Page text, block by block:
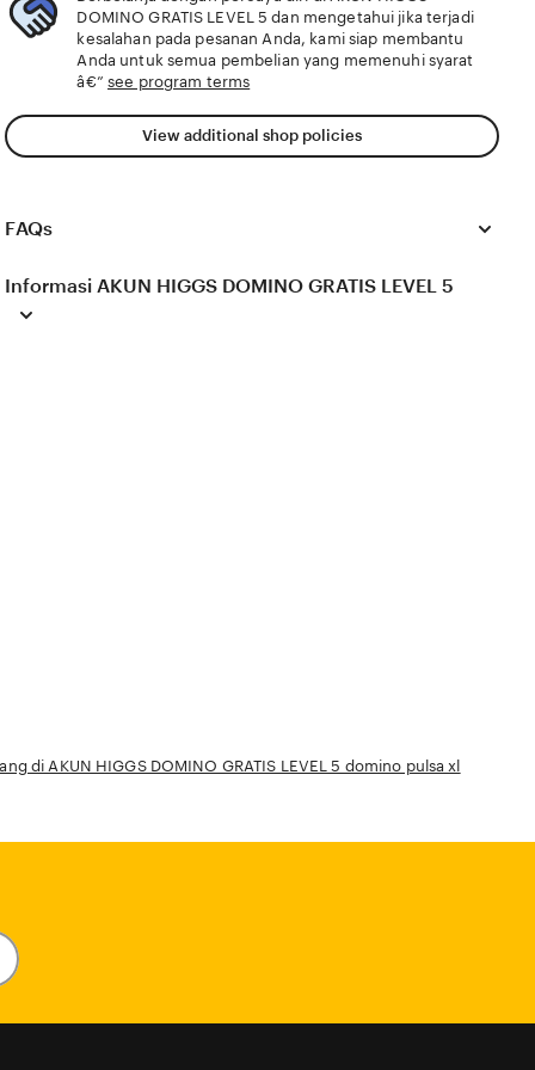
DOMINO GRATIS LEVEL 5 dan mengetahui jika terjadi
kesalahan pada pesanan Anda, kami siap membantu
Anda untuk semua pembelian yang memenuhi syarat
â€”see program terms
View additional shop policies
FAQs
Informasi AKUN HIGGS DOMINO GRATIS LEVEL 5
di AKUN HIGGS DOMINO GRATIS LEVEL 5 domino pulsa xl